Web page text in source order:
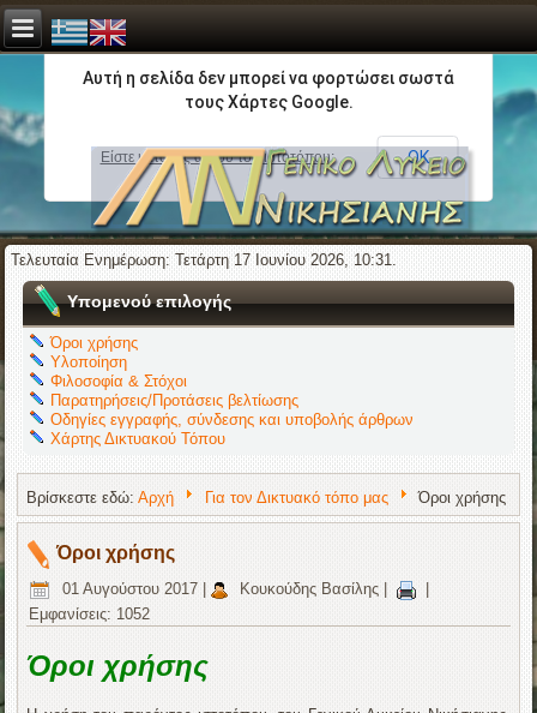
Τελευταία Ενημέρωση: Τετάρτη 17 Ιουνίου 2026, 10:31.
Υπομενού επιλογής
Όροι χρήσης
Υλοποίηση
Φιλοσοφία & Στόχοι
Παρατηρήσεις/Προτάσεις βελτίωσης
Οδηγίες εγγραφής, σύνδεσης και υποβολής άρθρων
Χάρτης Δικτυακού Τόπου
Βρίσκεστε εδώ:Αρχή Για τον Δικτυακό τόπο μας Όροι χρήσης
Όροι χρήσης
01 Αυγούστου 2017 Κουκούδης Βασίλης
Εμφανίσεις: 1052
Όροι χρήσης
Αυτή η σελίδα δεν μπορεί να φορτώσει σωστά
τους Χάρτες Google.
Είστε κάτοχος αυτού του ιστοτόπου; ΟΚ